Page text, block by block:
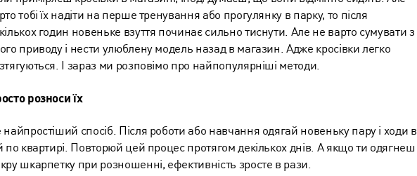
тобі їх надіти на перше тренування або прогулянку в парку, то після
годин новеньке взуття починає сильно тиснути. Але не варто сумувати з
приводу і нести улюблену модель назад в магазин. Адже кросівки легко
І зараз ми розповімо про найпопулярніші методи.
розноси їх
спосіб. Після роботи або навчання одягай новеньку пару і ходи в
по квартирі. Повторюй цей процес протягом декількох днів. А якщо ти одягнеш
шкарпетку при розношенні, ефективність зросте в рази.